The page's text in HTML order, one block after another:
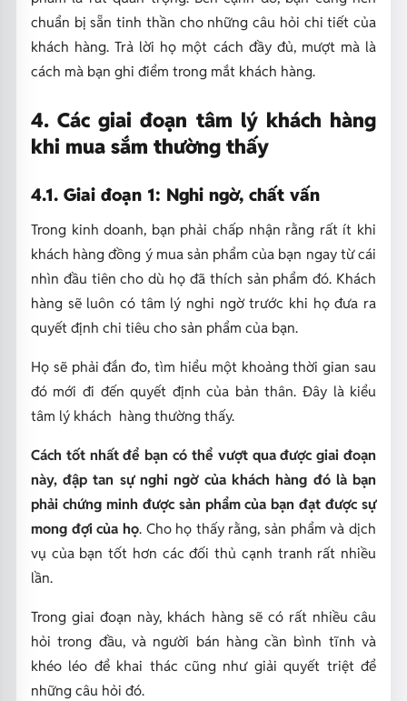
chuẩn bị sẵn tinh thần cho những câu hỏi chi tiết của
khách hàng. Trả lời họ một cách đầy đủ, mượt mà là
cách mà bạn ghi điểm trong mắt khách hàng.
4. Các giai đoạn tâm lý khách hàng
khi mua sắm thường thấy
4.1. Giai đoạn 1: Nghi ngờ, chất vấn
Trong kinh doanh, bạn phải chấp nhận rằng rất ít khi
khách hàng đồng ý mua sản phẩm của bạn ngay từ cái
nhìn đầu tiên cho dù họ đã thích sản phẩm đó. Khách
hàng sẽ luôn có tâm lý nghi ngờ trước khi họ đưa ra
quyết định chi tiêu cho sản phẩm của bạn.
Họ sẽ phải đắn đo, tìm hiểu một khoảng thời gian sau
đó mới đi đến quyết định của bản thân. Đây là kiểu
tâm lý khách hàng thường thấy.
Cách tốt nhất để bạn có thể vượt qua được giai đoạn
này, đập tan sự nghi ngờ của khách hàng đó là bạn
phải chứng minh được sản phẩm của bạn đạt được sự
mong đợi của họ. Cho họ thấy rằng, sản phẩm và dịch
vụ của bạn tốt hơn các đối thủ cạnh tranh rất nhiều
lần.
Trong giai đoạn này, khách hàng sẽ có rất nhiều câu
hỏi trong đầu, và người bán hàng cần bình tĩnh và
khéo léo để khai thác cũng như giải quyết triệt để
những câu hỏi đó.